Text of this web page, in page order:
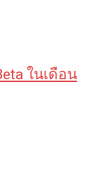
ในเดือน